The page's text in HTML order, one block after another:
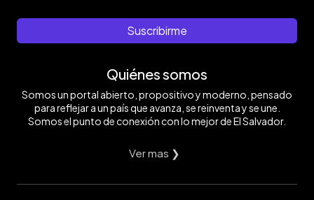
Suscribirme
Quiénes somos
Somos un portal abierto, propositivo y moderno, pensado
para reflejar a un país que avanza, se reinventa y se une.
Somos el punto de conexión con lo mejor de El Salvador.
Ver mas ❯